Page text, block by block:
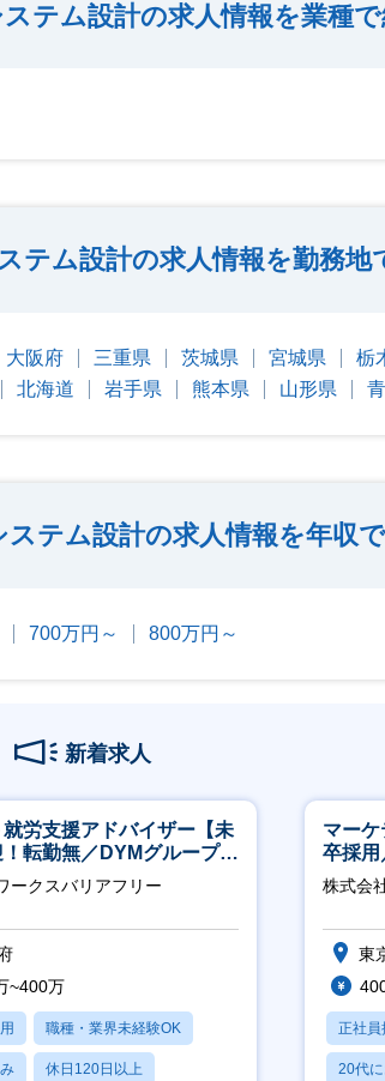
テム設計の求人情報を業種
テム設計の求人情報を勤務地
大阪府 三重県 茨城県 宮城県 栃
北海道 岩手県 熊本県 山形県
ステム設計の求人情報を年収
700万円～ 800万円～
新着求人
就労支援アドバイザー【未
転勤無／DYMグループ／
ティ高い方歓迎／土日
ークスバリアフリー
~400万
職種・業界未経験OK
休日120日以上
マー
卒採用
ーケテ
実】
株式会
東
正社員
20代